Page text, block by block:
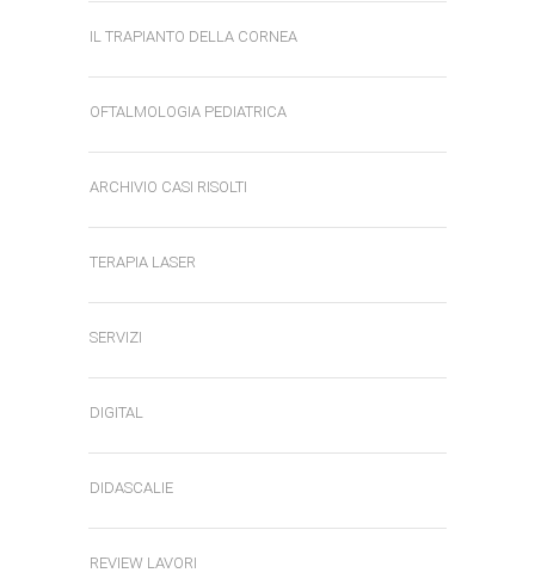
IL TRAPIANTO DELLA CORNEA
OFTALMOLOGIA PEDIATRICA
ARCHIVIO CASI RISOLTI
TERAPIA LASER
SERVIZI
DIGITAL
DIDASCALIE
REVIEW LAVORI